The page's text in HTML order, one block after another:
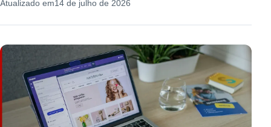
Atualizado em14 de julho de 2026